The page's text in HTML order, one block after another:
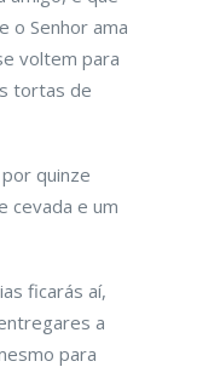
o Senhor ama
voltem para
tortas de
quinze
cevada e um
ficarás aí,
a
para